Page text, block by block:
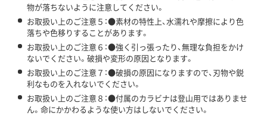
物が落ちないように注意してください。
お取扱い上のご注意５：●素材の特性上、水濡れや摩擦により色
落ちや色移りすることがあります。
お取扱い上のご注意６：●強く引っ張ったり、無理な負担をかけ
ないでください。破損や変形の原因となります。
お取扱い上のご注意７：●破損の原因になりますので、刃物や鋭
利なものを入れないでください。
お取扱い上のご注意８：●付属のカラビナは登山用ではありませ
ん。命にかかわるような使い方はしないでください。